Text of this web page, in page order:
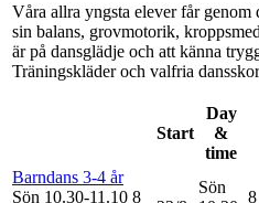
Våra allra yngsta elever får
sin balans, grovmotorik,
är på dansglädje och att känna
Träningskläder och valfria
Start
Day
&
time
Barndans 3-4 år
Sön 10.30-11.10 8
Sön
8